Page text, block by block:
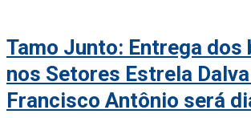
Tamo Junto: Entrega
nos Setores Estrela
Francisco Antônio será